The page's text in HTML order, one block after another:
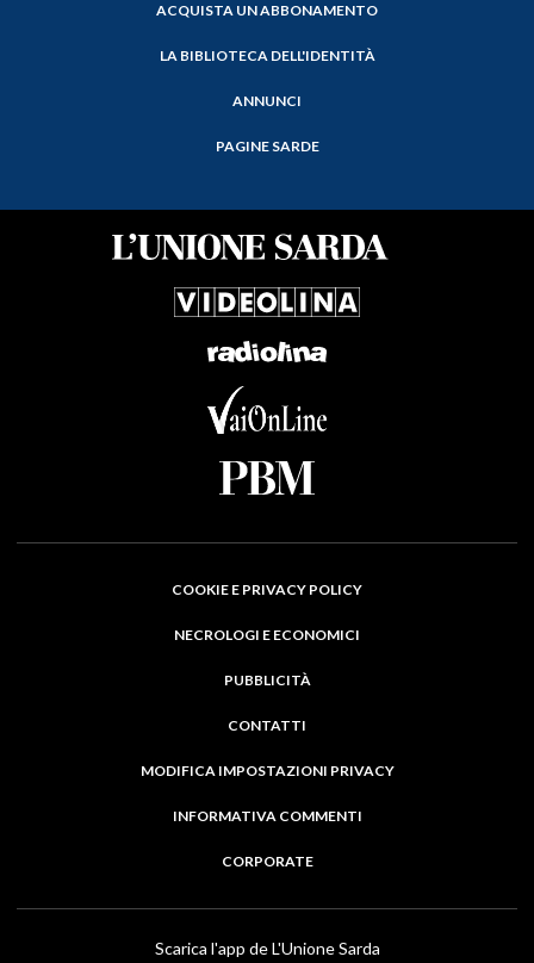
ACQUISTA UN ABBONAMENTO
LA BIBLIOTECA DELL'IDENTITÀ
ANNUNCI
PAGINE SARDE
COOKIE E PRIVACY POLICY
NECROLOGI E ECONOMICI
PUBBLICITÀ
CONTATTI
MODIFICA IMPOSTAZIONI PRIVACY
INFORMATIVA COMMENTI
CORPORATE
Scarica l'app de L'Unione Sarda